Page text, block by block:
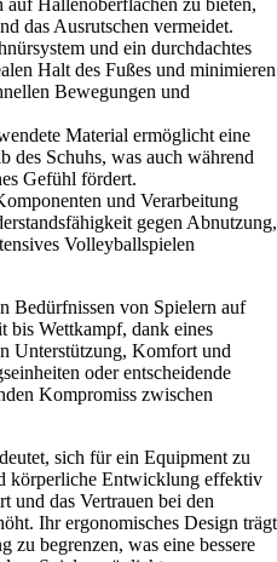
das Ausrutschen vermeidet.
und ein durchdachtes
Halt des Fußes und minimieren
Bewegungen und
Material ermöglicht eine
des Schuhs, was auch während
Gefühl fördert.
und Verarbeitung
gegen Abnutzung,
Volleyballspielen
Bedürfnissen von Spielern auf
bis Wettkampf, dank eines
Unterstützung, Komfort und
oder entscheidende
Kompromiss zwischen
sich für ein Equipment zu
körperliche Entwicklung effektiv
und das Vertrauen bei den
Ihr ergonomisches Design trägt
zu begrenzen, was eine bessere